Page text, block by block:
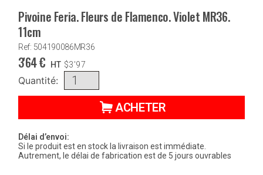
Pivoine Feria. Fleurs de Flamenco. Violet MR36.
11cm
Ref: 504190086MR36
3'64€ HT $3'97
Quantité:
ACHETER
Délai d’envoi:
Si le produit est en stock la livraison est immédiate.
Autrement, le délai de fabrication est de 5 jours ouvrables